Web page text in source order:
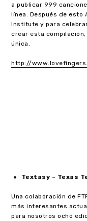
a publicar 999
línea. Después de esto
Institute y para
crear esta
única.
http://
Textasy – Texas
Una colaboración de
más interesantes
para nosotros ocho